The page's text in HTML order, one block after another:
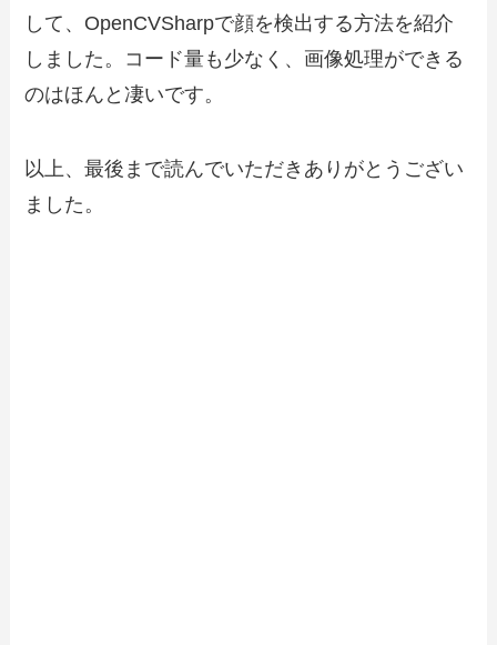
して、OpenCVSharpで顔を検出する方法を紹介
しました。コード量も少なく、画像処理ができる
のはほんと凄いです。
以上、最後まで読んでいただきありがとうござい
ました。